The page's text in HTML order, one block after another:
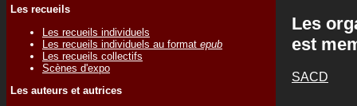
Les recueils
Les recueils individuels
Les recueils individuels au format epub
Les recueils collectifs
Scènes d'expo
Les auteurs et autrices
Les
est
SACD